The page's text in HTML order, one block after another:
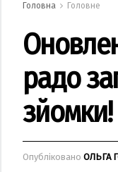
Головна Головне
радо
зйомки!
Опубліковано ОЛЬГА